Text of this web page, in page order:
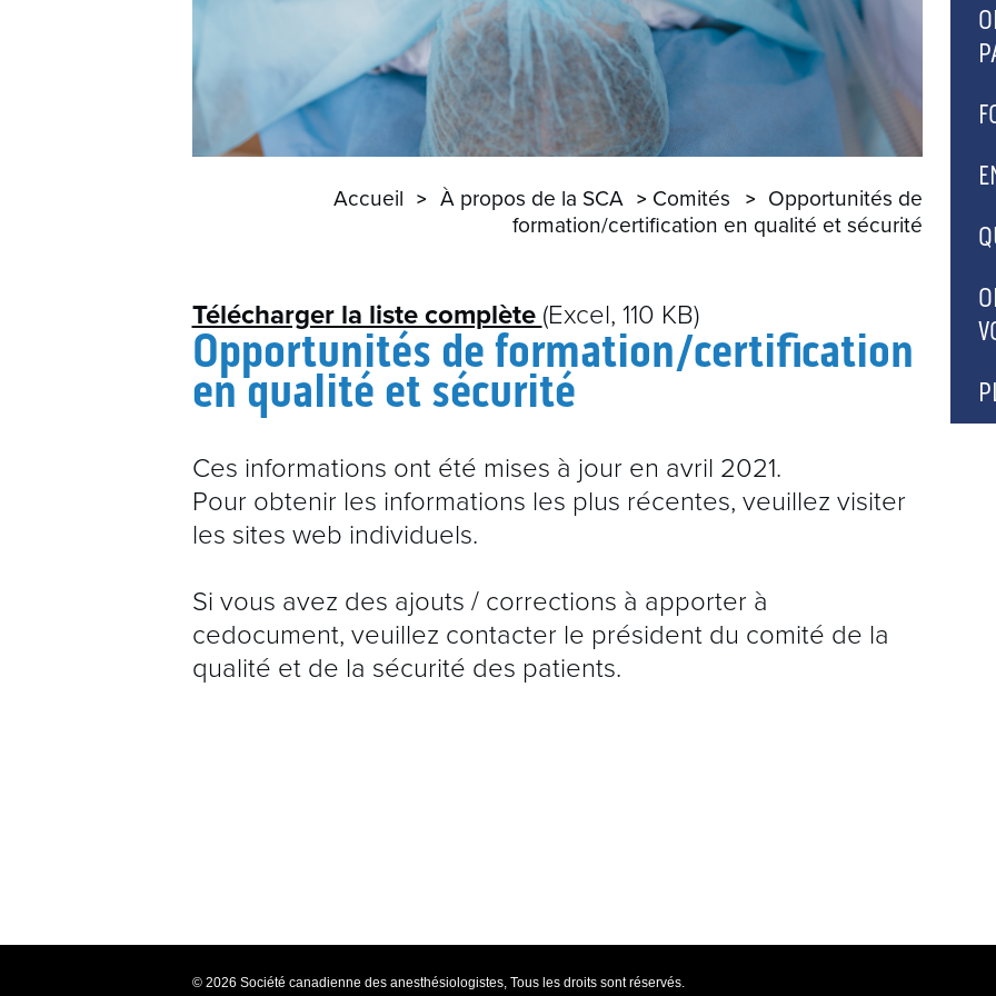
Accueil À propos de la SCA Comités
Opportunités de
formation/certification en qualité et sécurité
Télécharger la liste complète (Excel, 110 KB)
Opportunités de formation/certification
en qualité et sécurité
Ces informations ont été mises à jour en avril 2021.
Pour obtenir les informations les plus récentes, veuillez visiter
les sites web individuels.
Si vous avez des ajouts / corrections à apporter à
cedocument, veuillez contacter le président du comité de la
qualité et de la sécurité des patients.
© 2026 Société canadienne des anesthésiologistes, Tous les droits sont réservés.